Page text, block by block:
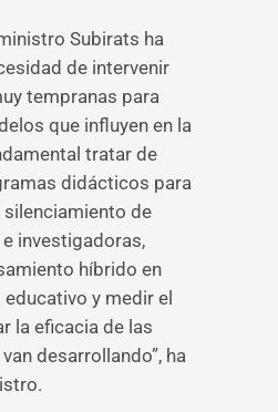
Subirats ha
de intervenir
tempranas para
que influyen en la
tratar de
didácticos para
de
investigadoras,
híbrido en
y medir el
la eficacia de las
desarrollando”, ha